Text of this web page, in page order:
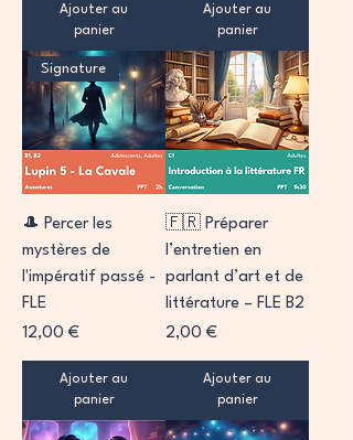
Ajouter au
panier
Ajouter au
panier
Signature
🎩 Percer les
mystères de
l'impératif passé -
FLE
Prix
12,00 €
Ajouter au
panier
🇫🇷 Préparer
l’entretien en
parlant d’art et de
littérature – FLE B2
Prix
2,00 €
Ajouter au
panier